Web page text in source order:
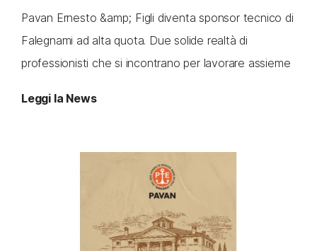
Pavan Ernesto &amp; Figli diventa sponsor tecnico di
Falegnami ad alta quota. Due solide realtà di
professionisti che si incontrano per lavorare assieme
Leggi la News